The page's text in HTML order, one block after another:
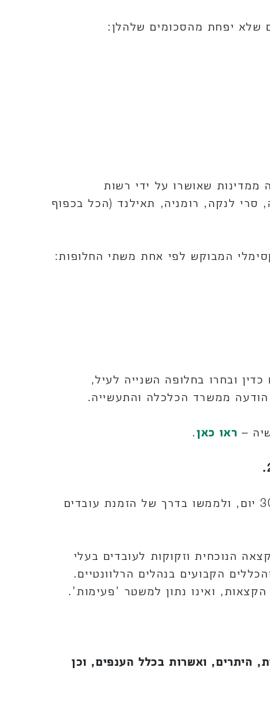
שלא יפחת מהסכומים שלהלן:
שאושרו על ידי רשות
סרי לנקה, רומניה, תאילנד (הכל בכפוף
המבוקש לפי אחת משתי החלופות:
ובחרו בחלופה השנייה לעיל,
ממשרד הכלכלה והתעשייה.
– ראו כאן.
לאחר קבלת המלצה, יש להגיש בקשה לקבלת היתר באתר רשות האוכלוסין וההגירה תוך 30 יום, ולממשו בדרך של הזמנת עובדים
הנוכחית וזקוקות לעובדים בעלי
הקבועים בנהלים הרלוונטיים.
ואינו נתון למשטר 'פעימות'.
היתרים, ואשרות בכלל הענפים, וכן